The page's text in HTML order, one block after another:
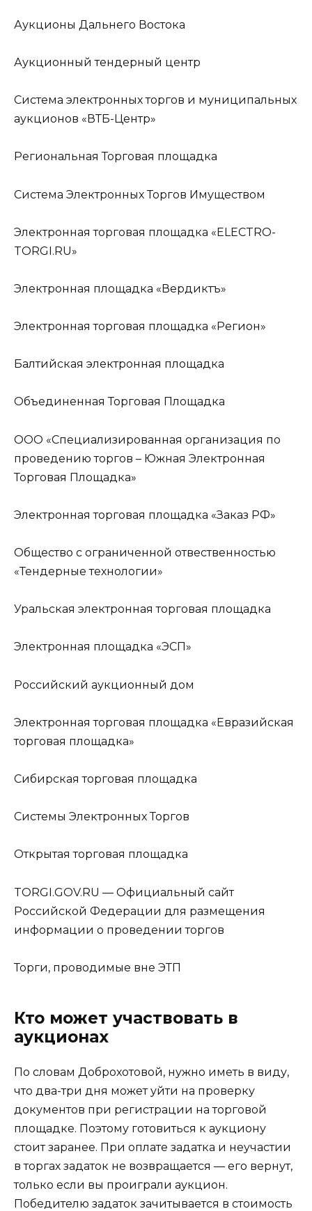
Аукционы Дальнего Востока
Аукционный тендерный центр
Система электронных торгов и муниципальных
аукционов «ВТБ-Центр»
Региональная Торговая площадка
Система Электронных Торгов Имуществом
Электронная торговая площадка «ELECTRO-
TORGI.RU»
Электронная площадка «Вердиктъ»
Электронная торговая площадка «Регион»
Балтийская электронная площадка
Объединенная Торговая Площадка
ООО «Специализированная организация по
проведению торгов – Южная Электронная
Торговая Площадка»
Электронная торговая площадка «Заказ РФ»
Oбщество с ограниченной отвественностью
«Тендерные технологии»
Уральская электронная торговая площадка
Электронная площадка «ЭСП»
Российский аукционный дом
Электронная торговая площадка «Евразийская
торговая площадка»
Сибирская торговая площадка
Системы Электронных Торгов
Открытая торговая площадка
TORGI.GOV.RU — Официальный сайт
Российской Федерации для размещения
информации о проведении торгов
Торги, проводимые вне ЭТП
Кто может участвовать в
аукционах
По словам Доброхотовой, нужно иметь в виду,
что два-три дня может уйти на проверку
документов при регистрации на торговой
площадке. Поэтому готовиться к аукциону
стоит заранее. При оплате задатка и неучастии
в торгах задаток не возвращается — его вернут,
только если вы проиграли аукцион.
Победителю задаток зачитывается в стоимость